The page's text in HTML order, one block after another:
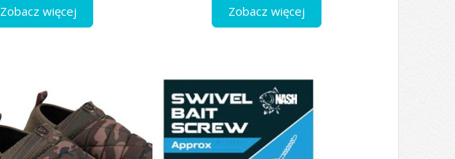
Zobacz więcej Zobacz więcej